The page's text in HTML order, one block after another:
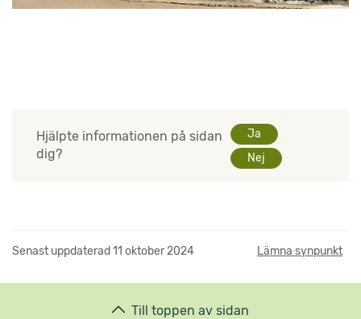
Hjälpte informationen på sidan
dig?
Ja
Nej
Senast uppdaterad 11 oktober 2024 Lämna synpunkt
Till toppen av sidan